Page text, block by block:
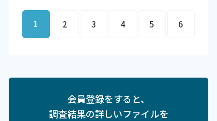
1 2 3 4 5 6
会員登録をすると、
調査結果の詳しいファイルを